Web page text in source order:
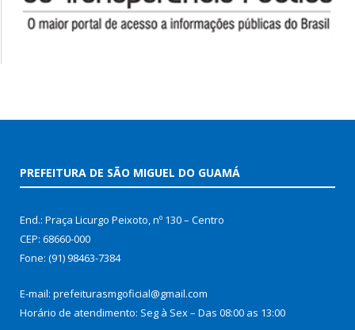
PREFEITURA DE SÃO MIGUEL DO GUAMÁ
End.: Praça Licurgo Peixoto, nº 130 – Centro
CEP: 68660-000
Fone: (91) 98463-7384
E-mail: prefeiturasmgoficial@gmail.com
Horário de atendimento: Seg à Sex – Das 08:00 as 13:00